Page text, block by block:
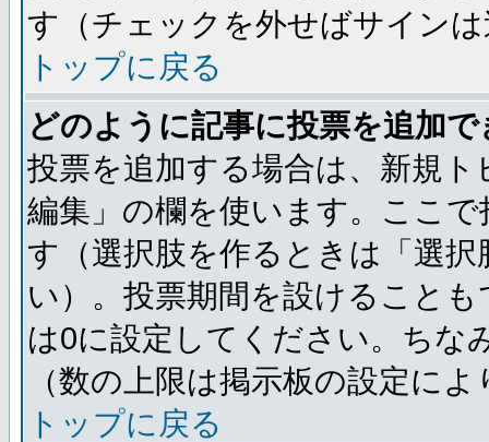
す（チェックを外せばサイン
トップに戻る
どのように記事に投票を追加
投票を追加する場合は、新規
編集」の欄を使います。ここ
す（選択肢を作るときは「選
い）。投票期間を設けること
は0に設定してください。ちな
（数の上限は掲示板の設定に
トップに戻る